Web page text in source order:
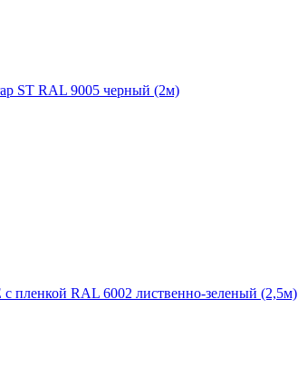
ST RAL 9005 черный (2м)
пленкой RAL 6002 лиственно-зеленый (2,5м)